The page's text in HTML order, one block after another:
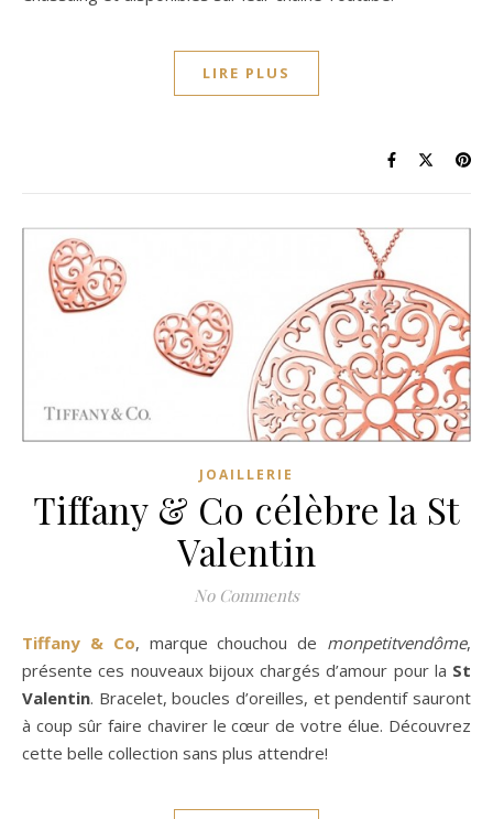
LIRE PLUS
JOAILLERIE
Tiffany & Co célèbre la St
Valentin
No Comments
Tiffany & Co, marque chouchou de monpetitvendôme,
présente ces nouveaux bijoux chargés d’amour pour la St
Valentin. Bracelet, boucles d’oreilles, et pendentif sauront
à coup sûr faire chavirer le cœur de votre élue. Découvrez
cette belle collection sans plus attendre!